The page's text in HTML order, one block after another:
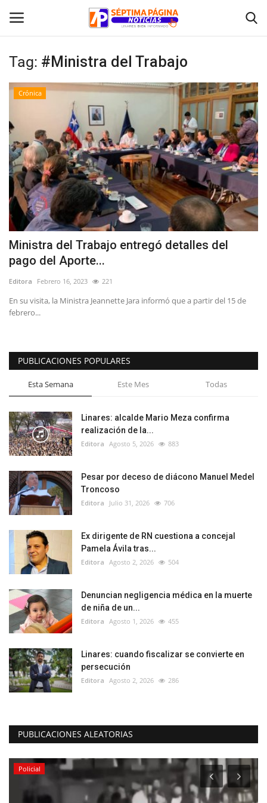
Inicio
Policial
Tribunales
Deporte
Política
Espectáculos
Tag: #Ministra del Trabajo
Crónica
Ministra del Trabajo entregó detalles del
pago del Aporte...
Editora Febrero 16, 2023 221
En su visita, la Ministra Jeannette Jara informó que a partir del 15 de
febrero...
PUBLICACIONES POPULARES
Esta Semana Este Mes Todas
Linares: alcalde Mario Meza confirma
realización de la...
Editora Agosto 5, 2026 883
Pesar por deceso de diácono Manuel Medel
Troncoso
Editora Julio 31, 2026 706
Ex dirigente de RN cuestiona a concejal
Pamela Ávila tras...
Editora Agosto 2, 2026 504
Denuncian negligencia médica en la muerte
de niña de un...
Editora Agosto 1, 2026 455
Linares: cuando fiscalizar se convierte en
persecución
Editora Agosto 2, 2026 286
PUBLICACIONES ALEATORIAS
Policial